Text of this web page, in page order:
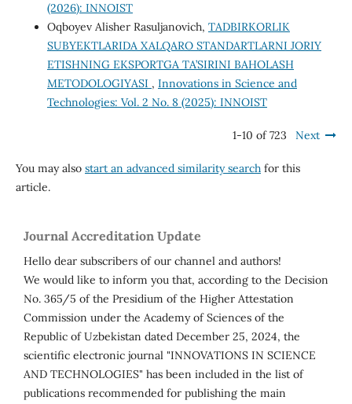
(2026): INNOIST
Oqboyev Alisher Rasuljanovich, TADBIRKORLIK
SUBYEKTLARIDA XALQARO STANDARTLARNI JORIY
ETISHNING EKSPORTGA TA’SIRINI BAHOLASH
METODOLOGIYASI , Innovations in Science and
Technologies: Vol. 2 No. 8 (2025): INNOIST
1-10 of 723 Next
You may also start an advanced similarity searchfor this
article.
Journal Accreditation Update
Hello dear subscribers of our channel and authors!
We would like to inform you that, according to the Decision
No. 365/5 of the Presidium of the Higher Attestation
Commission under the Academy of Sciences of the
Republic of Uzbekistan dated December 25, 2024, the
scientific electronic journal "INNOVATIONS IN SCIENCE
AND TECHNOLOGIES" has been included in the list of
publications recommended for publishing the main